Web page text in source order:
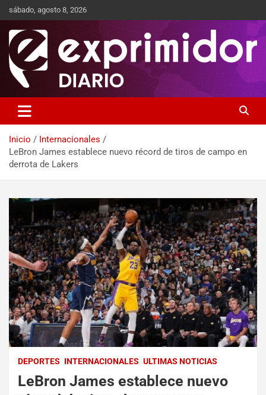
sábado, agosto 8, 2026
Exprimidor media
Inicio
Internacionales
LeBron James establece nuevo récord de tiros de campo en
derrota de Lakers
DEPORTES INTERNACIONALES ULTIMAS NOTICIAS
LeBron James establece nuevo